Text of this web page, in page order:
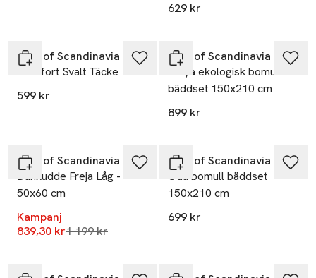
629 kr
Høie of Scandinavia
Comfort Svalt Täcke
599 kr
Høie of Scandinavia
Fröya ekologisk bomull
bäddset 150x210 cm
899 kr
Høie of Scandinavia
Dunkudde Freja Låg -
50x60 cm
Kampanj
839,30 krLägsta pris 30 dagar
1 199 kr
Høie of Scandinavia
Oda bomull bäddset
150x210 cm
699 kr